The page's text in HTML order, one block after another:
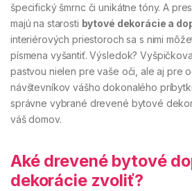
špecifický šmrnc či unikátne tóny. A
majú na starosti bytové dekorácie a
interiérových priestoroch sa s nimi
písmena vyšantiť. Výsledok?
pastvou nielen pre vaše oči, ale aj pre
návštevníkov vášho dokonalého
správne vybrané drevené bytové
váš domov.
Aké drevené bytové
dekorácie zvoliť?